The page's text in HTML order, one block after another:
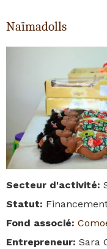
Naïmadolls
Secteur d'activité:
Statut:
Fond associé:
Entrepreneur: Sara